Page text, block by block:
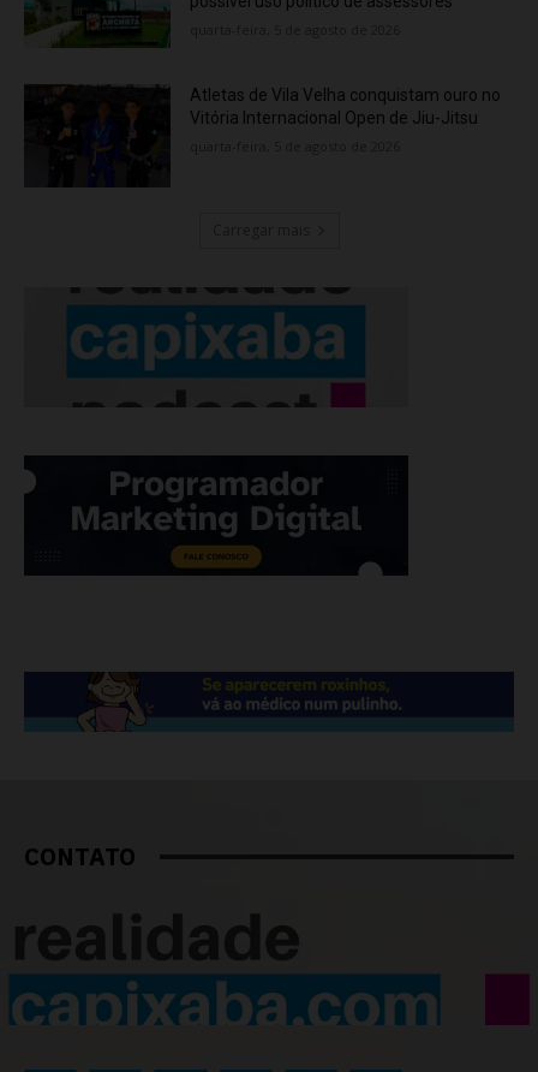
Atletas de Vila Velha conquistam ouro no
Vitória Internacional Open de Jiu-Jitsu
CONTATO